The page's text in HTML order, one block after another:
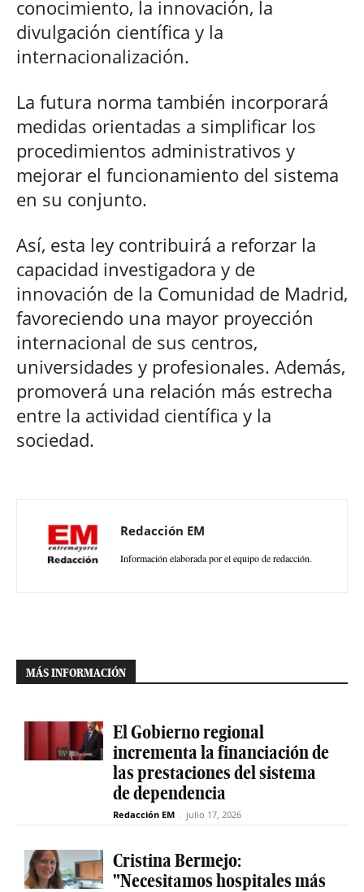
conocimiento, la innovación, la
divulgación científica y la
internacionalización.
La futura norma también incorporará
medidas orientadas a simplificar los
procedimientos administrativos y
mejorar el funcionamiento del sistema
en su conjunto.
Así, esta ley contribuirá a reforzar la
capacidad investigadora y de
innovación de la Comunidad de Madrid,
favoreciendo una mayor proyección
internacional de sus centros,
universidades y profesionales. Además,
promoverá una relación más estrecha
entre la actividad científica y la
sociedad.
Redacción EM
Información elaborada por el equipo de redacción.
MÁS INFORMACIÓN
El Gobierno regional
incrementa la financiación de
las prestaciones del sistema
de dependencia
Redacción EM - julio 17, 2026
Cristina Bermejo:
"Necesitamos hospitales más